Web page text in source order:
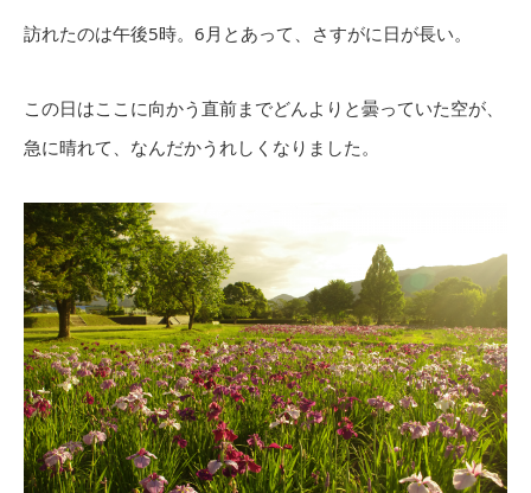
訪れたのは午後5時。6月とあって、さすがに日が長い。
この日はここに向かう直前までどんよりと曇っていた空が、
急に晴れて、なんだかうれしくなりました。